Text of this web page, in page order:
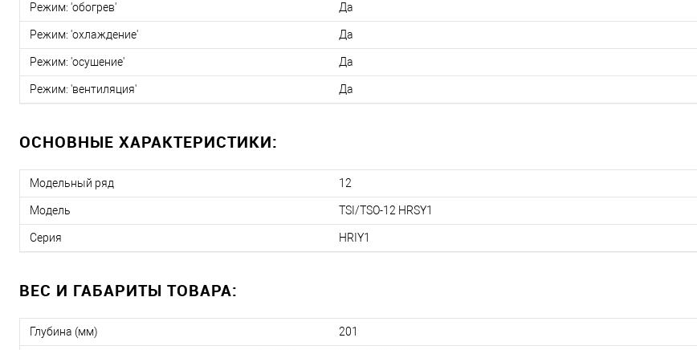
Режим: 'обогрев' Да
Режим: 'охлаждение' Да
Режим: 'осушение' Да
Режим: 'вентиляция' Да
ОСНОВНЫЕ ХАРАКТЕРИСТИКИ:
Модельный ряд 12
Модель TSI/TSO-12 HRSY1
Серия HRIY1
ВЕС И ГАБАРИТЫ ТОВАРА:
Глубина (мм) 201